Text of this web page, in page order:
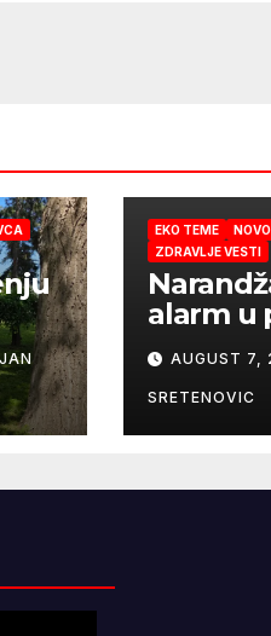
EKO TEME
ZDRAVLJE VESTI
alarm u
dane
od
požara na
AUGUST 7,
SRETENOVIC